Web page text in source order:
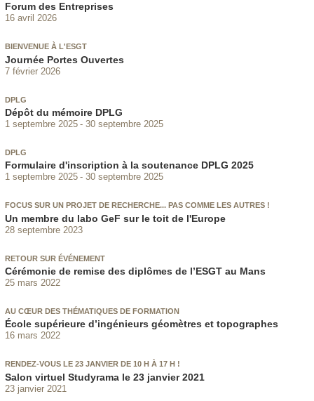
Forum des Entreprises
16 avril 2026
BIENVENUE À L'ESGT
Journée Portes Ouvertes
7 février 2026
DPLG
Dépôt du mémoire DPLG
1 septembre 2025 30 septembre 2025
DPLG
Formulaire d'inscription à la soutenance DPLG 2025
1 septembre 2025 30 septembre 2025
FOCUS SUR UN PROJET DE RECHERCHE... PAS COMME LES AUTRES !
Un membre du labo GeF sur le toit de l'Europe
28 septembre 2023
RETOUR SUR ÉVÉNEMENT
Cérémonie de remise des diplômes de l’ESGT au Mans
25 mars 2022
AU CŒUR DES THÉMATIQUES DE FORMATION
École supérieure d’ingénieurs géomètres et topographes
16 mars 2022
RENDEZ-VOUS LE 23 JANVIER DE 10 H À 17 H !
Salon virtuel Studyrama le 23 janvier 2021
23 janvier 2021